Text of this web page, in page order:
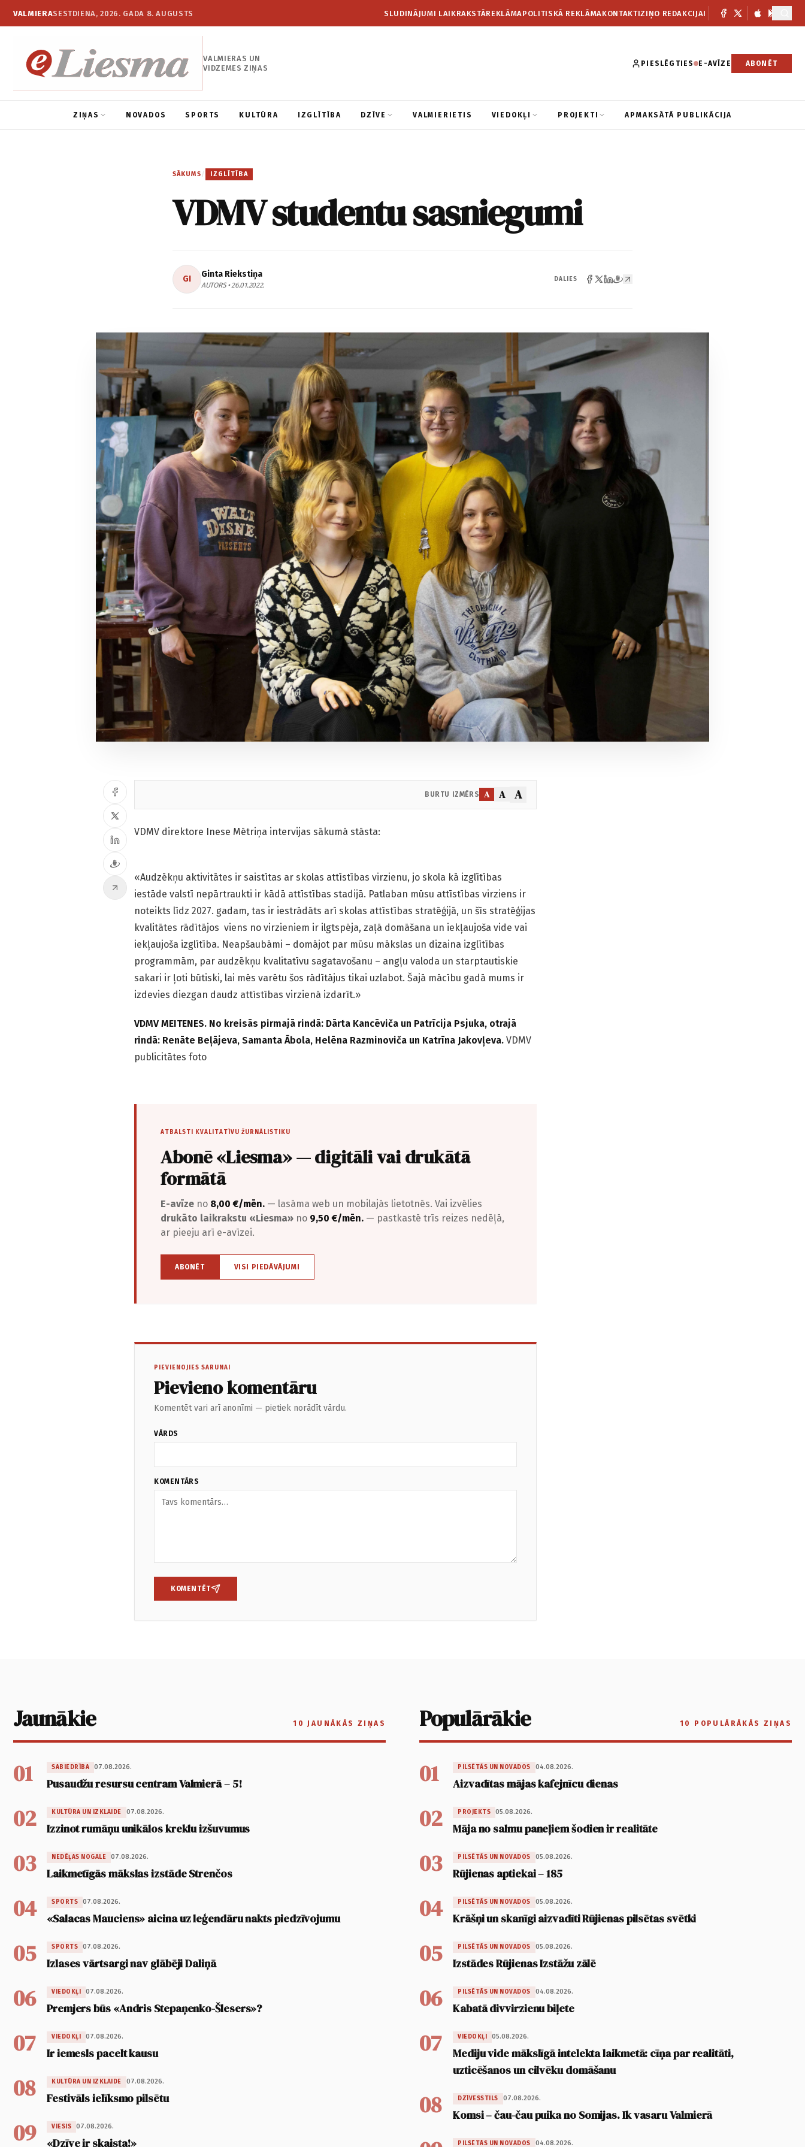
VALMIERASESTDIENA, 2026. GADA 8. AUGUSTS SLUDINĀJUMI LAIKRAKSTĀREKLĀMAPOLITISKĀ REKLĀMAKONTAKTIZIŅO REDAKCIJAI
VALMIERAS UN
VIDZEMES ZIŅAS
PIESLĒGTIES E-AVĪZE ABONĒT
ZIŅAS NOVADOS SPORTS KULTŪRA IZGLĪTĪBA DZĪVE VALMIERIETIS VIEDOKĻI PROJEKTI APMAKSĀTĀ PUBLIKĀCIJA
SĀKUMS / IZGLĪTĪBA
VDMV studentu sasniegumi
GI Ginta Riekstiņa
AUTORS • 26.01.2022.
DALIES
BURTU IZMĒRS A A A
VDMV direktore Inese Mētriņa intervijas sākumā stāsta:
«Audzēkņu aktivitātes ir sais­tītas ar skolas attīstības virzienu, jo skola kā izglītības
iestāde valstī nepārtraukti ir kādā attīstības stadijā. Patlaban mūsu attīstības virziens ir
noteikts līdz 2027. gadam, tas ir iestrādāts arī skolas attīstības stratēģijā, un šīs stratēģijas
kvalitātes rādītājos viens no virzieniem ir ilgtspēja, zaļā domāšana un iekļaujoša vide vai
iekļaujoša izglītība. Neapšaubāmi – domājot par mūsu mākslas un dizaina izglītības
programmām, par audzēkņu kvalitatīvu sagatavošanu – angļu valoda un starptautiskie
sakari ir ļoti būtiski, lai mēs varētu šos rādītājus tikai uzlabot. Šajā mācību gadā mums ir
izdevies diezgan daudz attīstības virzienā izdarīt.»
VDMV MEITENES. No kreisās pirmajā rindā: Dārta Kancēviča un Patrīcija Psjuka, otrajā
rindā: Renāte Beļājeva, Samanta Ābola, Helēna Razminoviča un Katrīna Jakovļeva. VDMV
publicitātes foto
ATBALSTI KVALITATĪVU ŽURNĀLISTIKU
Abonē «Liesma» — digitāli vai drukātā
formātā
E-avīze no 8,00 €/mēn. — lasāma web un mobilajās lietotnēs. Vai izvēlies
drukāto laikrakstu «Liesma» no 9,50 €/mēn. — pastkastē trīs reizes nedēļā,
ar pieeju arī e-avīzei.
ABONĒT VISI PIEDĀVĀJUMI
PIEVIENOJIES SARUNAI
Pievieno komentāru
Komentēt vari arī anonīmi — pietiek norādīt vārdu.
VĀRDS
KOMENTĀRS
KOMENTĒT
Jaunākie 10 JAUNĀKĀS ZIŅAS
01 SABIEDRĪBA 07.08.2026.
Pusaudžu resursu centram Valmierā – 5!
02 KULTŪRA UN IZKLAIDE 07.08.2026.
Izzinot rumāņu unikālos kreklu izšuvumus
03 NEDĒĻAS NOGALE 07.08.2026.
Laikmetīgās mākslas izstāde Strenčos
04 SPORTS 07.08.2026.
«Salacas Mauciens» aicina uz leģendāru nakts piedzīvojumu
05 SPORTS 07.08.2026.
Izlases vārtsargi nav glābēji Daliņā
06 VIEDOKĻI 07.08.2026.
Premjers būs «Andris Stepaņenko-Šlesers»?
07 VIEDOKĻI 07.08.2026.
Ir iemesls pacelt kausu
08 KULTŪRA UN IZKLAIDE 07.08.2026.
Festivāls ielīksmo pilsētu
09 VIESIS 07.08.2026.
«Dzīve ir skaista!»
Populārākie 10 POPULĀRĀKĀS ZIŅAS
01 PILSĒTĀS UN NOVADOS 04.08.2026.
Aizvadītas mājas kafejnīcu dienas
02 PROJEKTS 05.08.2026.
Māja no salmu paneļiem šodien ir realitāte
03 PILSĒTĀS UN NOVADOS 05.08.2026.
Rūjienas aptiekai – 185
04 PILSĒTĀS UN NOVADOS 05.08.2026.
Krāšņi un skanīgi aizvadīti Rūjienas pilsētas svētki
05 PILSĒTĀS UN NOVADOS 05.08.2026.
Izstādes Rūjienas Izstāžu zālē
06 PILSĒTĀS UN NOVADOS 04.08.2026.
Kabatā divvirzienu biļete
07 VIEDOKĻI 05.08.2026.
Mediju vide mākslīgā intelekta laikmetā: cīņa par realitāti,
uzticēšanos un cilvēku domāšanu
08 DZĪVESSTILS 07.08.2026.
Komsi – čau-čau puika no Somijas. Ik vasaru Valmierā
PILSĒTĀS UN NOVADOS 04.08.2026.